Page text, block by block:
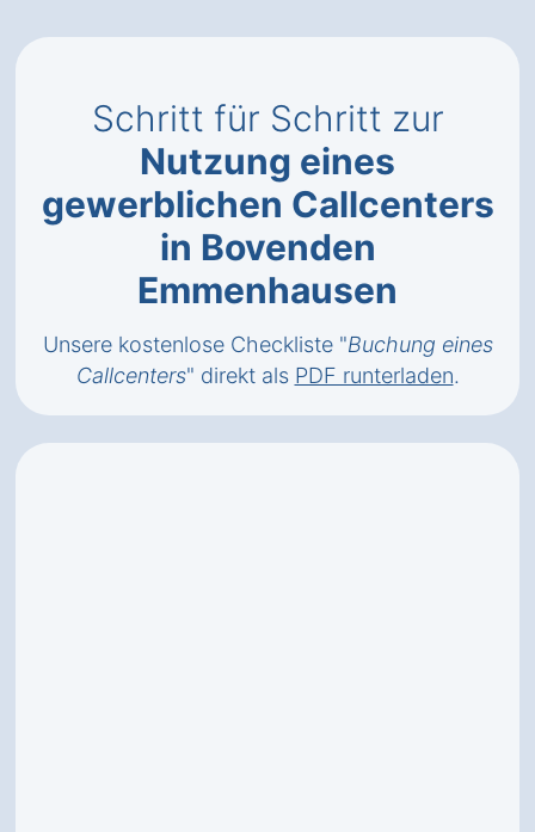
Schritt für Schritt zur
Nutzung eines
gewerblichen Callcenters
in Bovenden
Emmenhausen
Unsere kostenlose Checkliste "Buchung eines
Callcenters" direkt als PDF runterladen.